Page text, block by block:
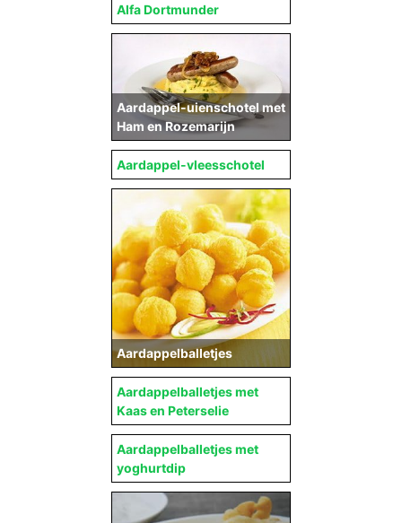
Alfa Dortmunder
Aardappel-uienschotel met
Ham en Rozemarijn
Aardappel-vleesschotel
Aardappelballetjes
Aardappelballetjes met
Kaas en Peterselie
Aardappelballetjes met
yoghurtdip